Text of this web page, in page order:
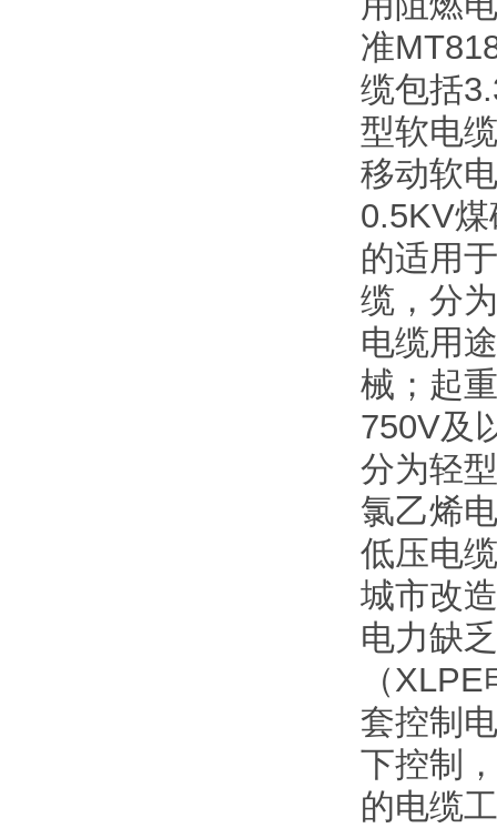
准
缆包括
型软电
移动软
0.5KV
的适用
缆，分
电缆用
械；起
750V及
分为轻
氯乙烯
低压电
城市改
电力缺
（
套控制
下控制
的电缆